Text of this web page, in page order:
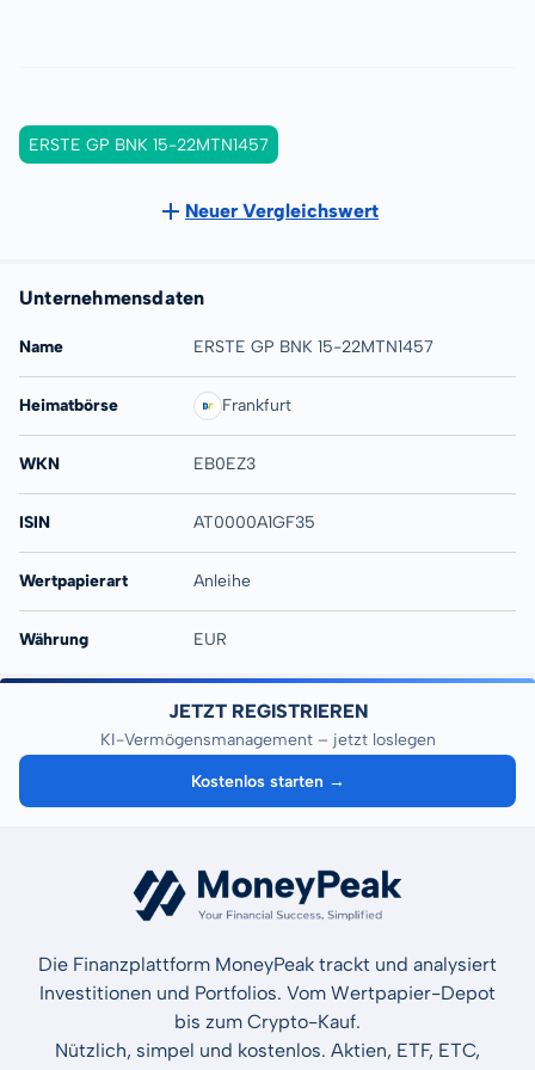
ERSTE GP BNK 15-22MTN1457
Neuer Vergleichswert
Unternehmensdaten
Name ERSTE GP BNK 15-22MTN1457
Heimatbörse Frankfurt
WKN EB0EZ3
ISIN AT0000A1GF35
Wertpapierart Anleihe
Währung EUR
JETZT REGISTRIEREN
KI-Vermögensmanagement – jetzt loslegen
Kostenlos starten →
Die Finanzplattform MoneyPeak trackt und analysiert
Investitionen und Portfolios. Vom Wertpapier-Depot
bis zum Crypto-Kauf.
Nützlich, simpel und kostenlos. Aktien, ETF, ETC,